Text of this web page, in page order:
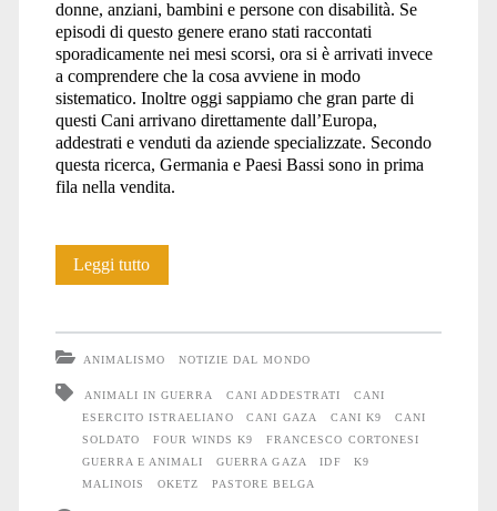
donne, anziani, bambini e persone con disabilità. Se
episodi di questo genere erano stati raccontati
sporadicamente nei mesi scorsi, ora si è arrivati invece
a comprendere che la cosa avviene in modo
sistematico. Inoltre oggi sappiamo che gran parte di
questi Cani arrivano direttamente dall’Europa,
addestrati e venduti da aziende specializzate. Secondo
questa ricerca, Germania e Paesi Bassi sono in prima
fila nella vendita.
Leggi tuttoAnche
la
guerra
ANIMALISMO NOTIZIE DAL MONDO
ANIMALI IN GUERRA CANI ADDESTRATI
CANI
ESERCITO ISTRAELIANO
CANI GAZA CANI K9
CANI
SOLDATO
FOUR WINDS K9
FRANCESCO CORTONESI
GUERRA E ANIMALI
GUERRA GAZA IDF
K9
MALINOIS
OKETZ PASTORE BELGA